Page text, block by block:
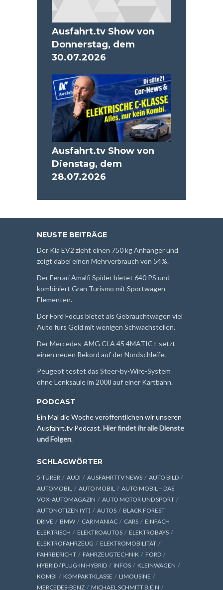
Ausfahrt.tv Show von
Donnerstag, dem
30.07.2026
Ausfahrt.tv Show von
Dienstag, dem
28.07.2026
NEUSTE BEITRÄGE
Der Kia EV2 zieht einen 750 kg Anhänger und
zeigt dabei einen Mehrverbrauch von 54%.
Der Ferrari Amalfi Spider bietet 640 PS und
kombiniert Gran Turismo mit Sportwagen-
Elementen.
Der Ford Focus bietet als Gebrauchtwagen viel
Auto fürs Geld mit wenigen Schwachstellen.
Der Mercedes-AMG CLA 45 4MATIC+ setzt
einen neuen Rekord auf der Nordschleife.
Peugeot testet das Steer-by-Wire-System
ohne Lenksäule im 2008 auf einer Kartbahn.
PODCAST
Ein Mal die Woche veröffentlichen wir unseren
Ausfahrt.tv Podcast.Hier findet ihr alle Dienste
und Folgen.
SCHLAGWÖRTER
5-TÜRER AUDI AUSFAHRTTV NEWS
AUTO BILD
AUTOMOBIL
AUTO MOBIL
AUTO MOBIL – DAS
VOX-AUTOMAGAZIN
AUTO MOTOR UND SPORT
AUTONOTIZEN (YT)
AUTOS
BLACK FOREST
DRIVE
BMW CAR MANIAC CARS
EINFACH
ELEKTRISCH
ELEKTROAUTOS
ELEKTROBAYS
ELEKTROFAHRZEUG
ELEKTROMOBILITÄT
FAHRBERICHT
FAHRZEUGTECHNIK
FORD
HYBRID / PLUG-IN HYBRID
INFOS
KLEINWAGEN
KOMBI
KOMPAKTKLASSE
LIMOUSINE
MERCEDES-BENZ
MICHAEL SCHMITT B.E.N